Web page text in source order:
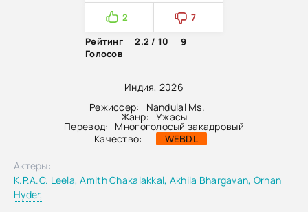
Индия, 2026
Режиссер:
Nandulal Ms.
Жанр: Ужасы
Перевод:
Многоголосый закадровый
Качество:
WEBDL
2
7
Рейтинг
2.2 / 10
9
Голосов
Актеры:
K.P.A.C. Leela,Amith Chakalakkal, Akhila Bhargavan, Orhan
Hyder,